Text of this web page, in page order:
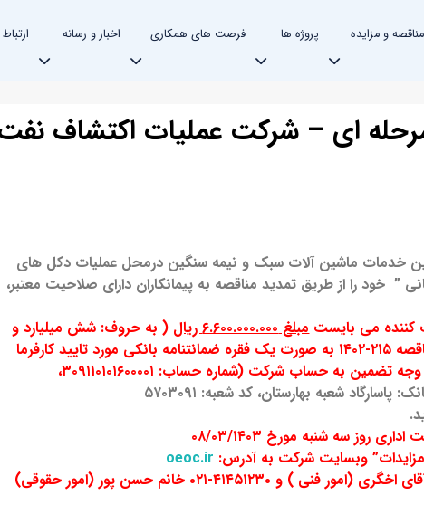
مناقصه و مزایده پروژه ها فرصت های همکاری اخبار و رسانه
ای – شرکت عملیات اکتشاف
خدمات ماشین آلات سبک و نیمه سنگین درمحل عملیات دکل های
” خود را ازطریق تمدید مناقصهبه پیمانکاران دارای صلاحیت معتبر،
كننده مي بايستمبلغ ۶.۶۰۰.۰۰۰.۰۰۰ ریال
( به حروف: شش میلیارد و
ششصد میلیون ریال ) تضمین شرکت در مناقصه ۲۱۵-۱۴۰۲ به صورت یک فقره ضمانتنامه بانکی مورد تایید کارفرما
به حساب شرکت (شماره حساب: ۳۰۹۱۱۰۱۰۱۶۰۰۰۰۱،
پاسارگاد شعبه بهارستان، کد شعبه: ۵۷۰۳۰۹۱
سه شنبه مورخ ۰۸/۰۳/۱۴۰۳
وبسایت شرکت به آدرس: oeoc.ir